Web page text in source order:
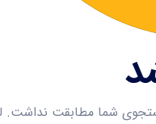
شما مطابقت نداشت.